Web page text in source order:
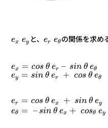
ex ey と、 er eθの関係を求め
ex = cos θ er – sin θ eθ
ey = sin θ er + cos θ eθ
er = cos θ ex + sin θ ey
eθ = – sin θ ex + cosθ ey